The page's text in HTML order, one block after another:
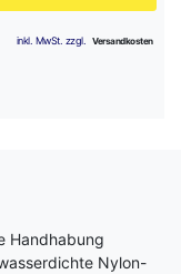
Handhabung
Nylon-